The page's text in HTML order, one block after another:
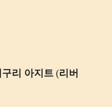
리 아지트(리버